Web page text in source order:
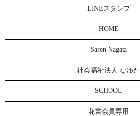
LINEスタンプ
HOME
Saren Nagata
社会福祉法人 なゆた
SCHOOL
花書会員専用